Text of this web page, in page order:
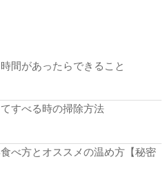
間があったらできること
すべる時の掃除方法
べ方とオススメの温め方【秘密